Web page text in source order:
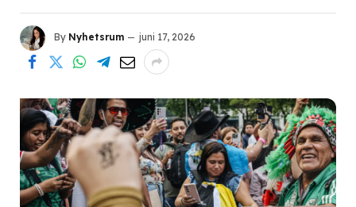
By Nyhetsrum juni 17, 2026